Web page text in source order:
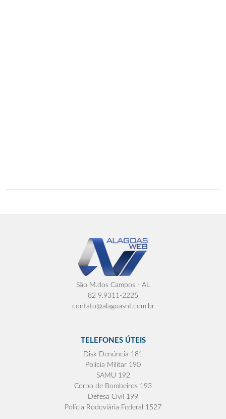
São M.dos Campos - AL
82 9.9311-2225
contato@alagoasnt.com.br
TELEFONES ÚTEIS
Disk Denúncia 181
Polícia Militar 190
SAMU 192
Corpo de Bombeiros 193
Defesa Civil 199
Polícia Rodoviária Federal 1527